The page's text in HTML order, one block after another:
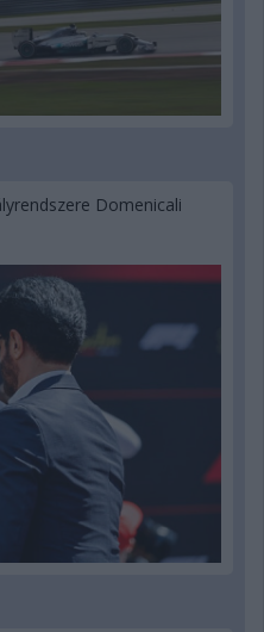
Domenicali